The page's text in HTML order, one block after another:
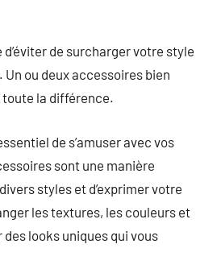
de surcharger votre style
Un ou deux accessoires bien
la différence.
de s’amuser avec vos
sont une manière
styles et d’exprimer votre
les textures, les couleurs et
looks uniques qui vous